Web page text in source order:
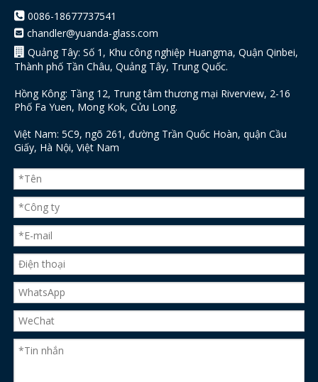
 0086-18677737541
 chandler@yuanda-glass.com
 Quảng Tây: Số 1, Khu công nghiệp Huangma, Quận Qinbei,
Thành phố Tần Châu, Quảng Tây, Trung Quốc.
Hồng Kông: Tầng 12, Trung tâm thương mại Riverview, 2-16
Phố Fa Yuen, Mong Kok, Cửu Long.
Việt Nam: 5C9, ngõ 261, đường Trần Quốc Hoàn, quận Cầu
Giấy, Hà Nội, Việt Nam